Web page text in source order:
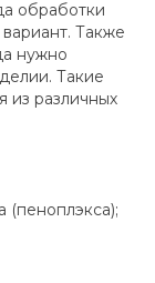
обработки
Также
нужно
Такие
из различных
(пеноплэкса);